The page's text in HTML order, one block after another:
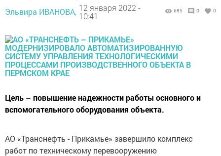
Эльвира ИВАНОВА, 12 января 2022 -
10:41
685 0 0
Цель – повышение надежности работы основного и
вспомогательного оборудования объекта.
АО «Транснефть - Прикамье» завершило комплекс
работ по техническому перевооружению